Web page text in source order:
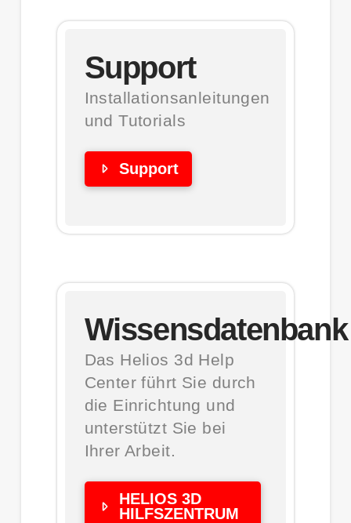
Support
Installationsanleitungen
und Tutorials
Support
Wissensdatenbank
Das Helios 3d Help
Center führt Sie durch
die Einrichtung und
unterstützt Sie bei
Ihrer Arbeit.
HELIOS 3D
HILFSZENTRUM